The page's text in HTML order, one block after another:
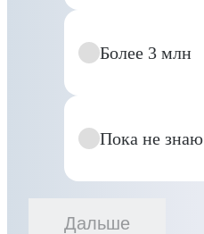
Более 3 млн
Пока не знаю
Дальше